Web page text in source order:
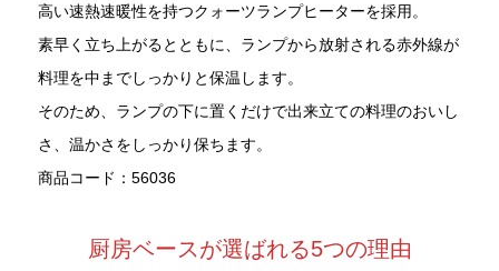
高い速熱速暖性を持つクォーツランプヒーターを採用。
素早く立ち上がるとともに、ランプから放射される赤外線が
料理を中までしっかりと保温します。
そのため、ランプの下に置くだけで出来立ての料理のおいし
さ、温かさをしっかり保ちます。
商品コード：56036
厨房ベースが選ばれる5つの理由